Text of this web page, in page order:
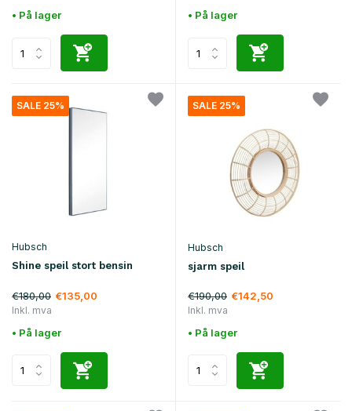
• På lager • På lager
SALE 25%
Hubsch
Shine speil stort bensin
€180,00 €135,00
Inkl. mva
• På lager
SALE 25%
Hubsch
sjarm speil
€190,00 €142,50
Inkl. mva
• På lager